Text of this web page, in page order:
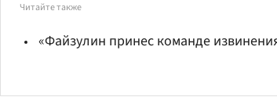
Читайте также
«Файзулин принес команде